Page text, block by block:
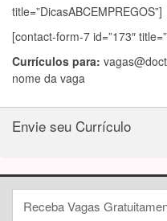
title=”DicasABCEMPREGOS”]
[contact-form-7 id=”173″
Currículos para:
nome da vaga
Envie seu Currículo
Receba Vagas